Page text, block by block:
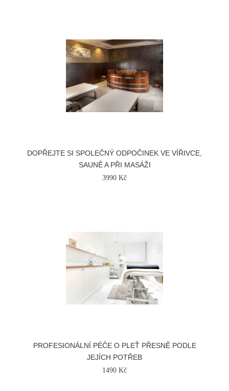
DOPŘEJTE SI SPOLEČNÝ ODPOČINEK VE VÍŘIVCE,
SAUNĚ A PŘI MASÁŽI
3990 Kč
PROFESIONÁLNÍ PÉČE O PLEŤ PŘESNĚ PODLE
JEJÍCH POTŘEB
1490 Kč